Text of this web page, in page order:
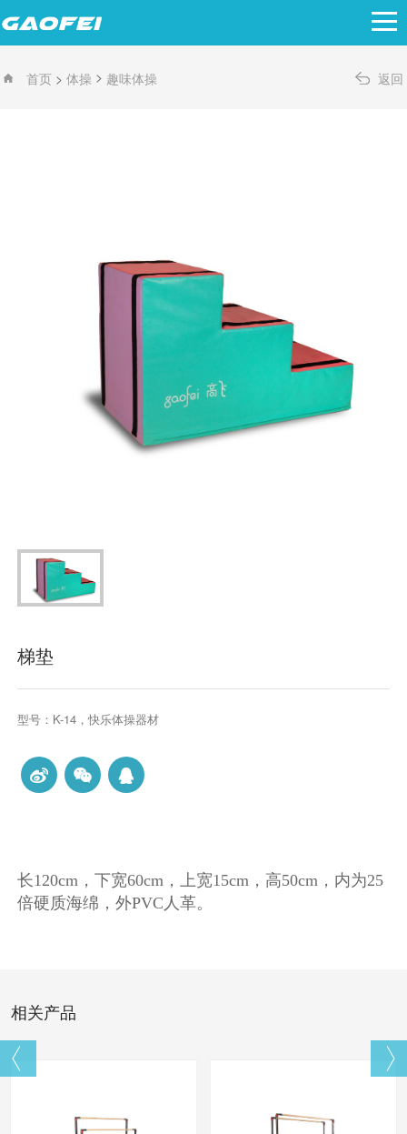
首页 > 体操 > 趣味体操 返回
梯垫
型号：K-14，快乐体操器材
长120cm，下宽60cm，上宽15cm，高50cm，内为25
倍硬质海绵，外PVC人革。
相关产品